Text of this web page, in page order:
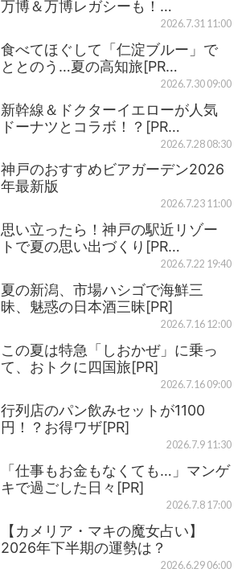
万博＆万博レガシーも！…
2026.7.31 11:00
食べてほぐして「仁淀ブルー」で
ととのう…夏の高知旅[PR…
2026.7.30 09:00
新幹線＆ドクターイエローが人気
ドーナツとコラボ！？[PR…
2026.7.28 08:30
神戸のおすすめビアガーデン2026
年最新版
2026.7.23 11:00
思い立ったら！神戸の駅近リゾー
トで夏の思い出づくり[PR…
2026.7.22 19:40
夏の新潟、市場ハシゴで海鮮三
昧、魅惑の日本酒三昧[PR]
2026.7.16 12:00
この夏は特急「しおかぜ」に乗っ
て、おトクに四国旅[PR]
2026.7.16 09:00
行列店のパン飲みセットが1100
円！？お得ワザ[PR]
2026.7.9 11:30
「仕事もお金もなくても…」マンゲ
キで過ごした日々[PR]
2026.7.8 17:00
【カメリア・マキの魔女占い】
2026年下半期の運勢は？
2026.6.29 06:00